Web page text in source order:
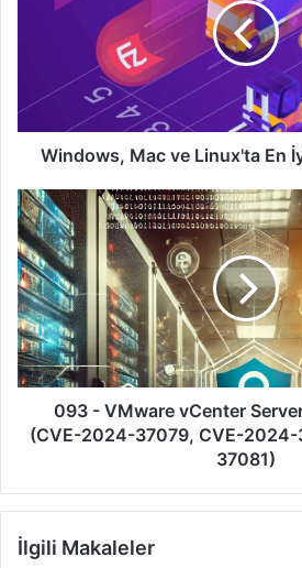
Linux'ta
FTP
Programı
Windows, Mac ve Linux'ta En
093
-
VMware
vCenter
Server
Güncellemeleri:
(CVE-
2024-
37079,
2024-
2024-
093 - VMware vCenter
(CVE-2024-37079, CVE-
37081)
İlgili Makaleler